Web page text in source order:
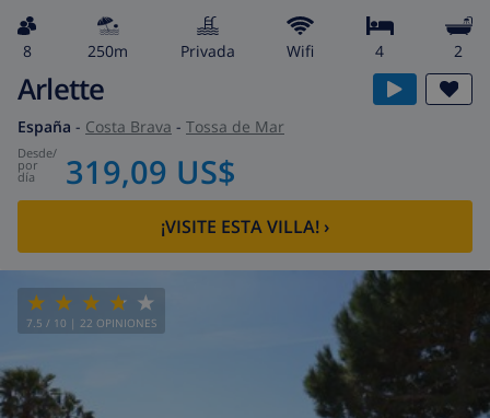
8 250m privada wifi 4 2
Arlette
España - Costa Brava - Tossa de Mar
desde/
por
día 319,09 US$
¡VISITE ESTA VILLA! ›
7.5 / 10 | 22 OPINIONES